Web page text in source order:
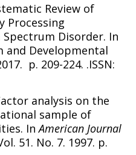
Review of
Processing
Disorder. In
and Developmental
p. 209-224. .ISSN:
analysis on the
sample of
InAmerican Journal
51. No. 7. 1997. p.